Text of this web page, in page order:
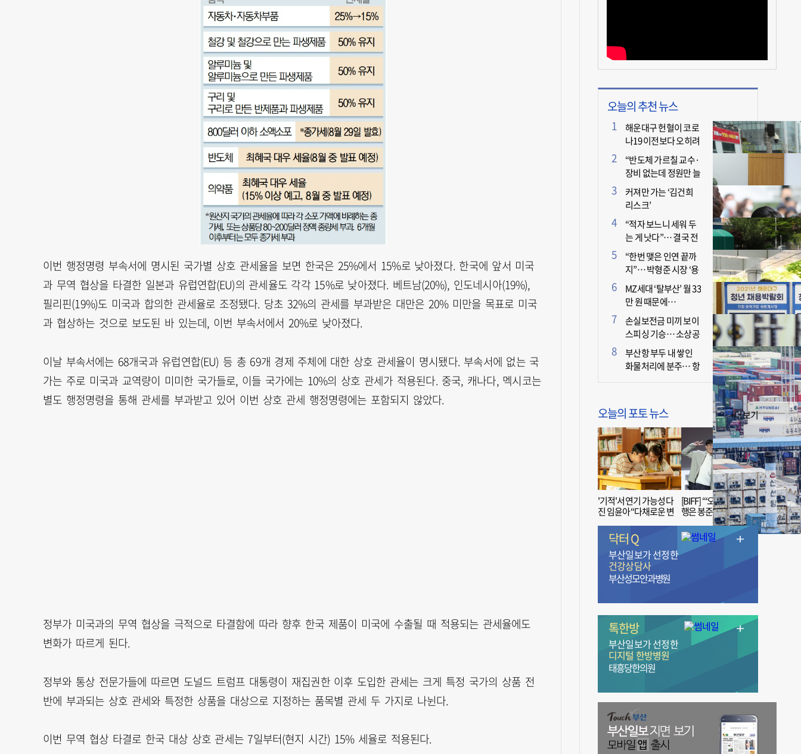
이번 행정명령 부속서에 명시된 국가별 상호 관세율을 보면 한국은 25%에서 15%로 낮아졌다. 한국에 앞서 미국
과 무역 협상을 타결한 일본과 유럽연합(EU)의 관세율도 각각 15%로 낮아졌다. 베트남(20%), 인도네시아(19%),
필리핀(19%)도 미국과 합의한 관세율로 조정됐다. 당초 32%의 관세를 부과받은 대만은 20% 미만을 목표로 미국
과 협상하는 것으로 보도된 바 있는데, 이번 부속서에서 20%로 낮아졌다.
이날 부속서에는 68개국과 유럽연합(EU) 등 총 69개 경제 주체에 대한 상호 관세율이 명시됐다. 부속서에 없는 국
가는 주로 미국과 교역량이 미미한 국가들로, 이들 국가에는 10%의 상호 관세가 적용된다. 중국, 캐나다, 멕시코는
별도 행정명령을 통해 관세를 부과받고 있어 이번 상호 관세 행정명령에는 포함되지 않았다.
정부가 미국과의 무역 협상을 극적으로 타결함에 따라 향후 한국 제품이 미국에 수출될 때 적용되는 관세율에도
변화가 따르게 된다.
정부와 통상 전문가들에 따르면 도널드 트럼프 대통령이 재집권한 이후 도입한 관세는 크게 특정 국가의 상품 전
반에 부과되는 상호 관세와 특정한 상품을 대상으로 지정하는 품목별 관세 두 가지로 나뉜다.
이번 무역 협상 타결로 한국 대상 상호 관세는 7일부터(현지 시간) 15% 세율로 적용된다.
오늘의 추천 뉴스
해운대구 헌혈이 코로
나19 이전보다 오히려
더 늘어난 이유는?
“반도체 가르칠 교수·
장비 없는데 정원만 늘
리면 뭐 하나”
커져만 가는 ‘김건희
리스크’
“적자 보느니 세워 두
는 게 낫다”… 결국 전
면 휴업 선언한 택시회
사
“한번 맺은 인연 끝까
지”… 박형준 시장 ‘용
인술’ 주목
MZ세대 ‘탈부산’ 월 33
만 원 때문에…
손실보전금 미끼 보이
스피싱 기승… 소상공
인 두 번 운다
부산항 부두 내 쌓인
화물처리에 분주… 항
오늘의 포토 뉴스 +더보기
'기적'서 연기 가능성 다
진 임윤아 “다채로운 변
[BIFF] “‘오징어 게임’ 흥
행은 봉준호 감독 ‘1인
치 장벽’ 무너진 순간”
닥터 Q
부산일보가 선정한
건강상담사
부산성모안과병원
톡한방
부산일보가 선정한
디지털 한방병원
태흥당한의원